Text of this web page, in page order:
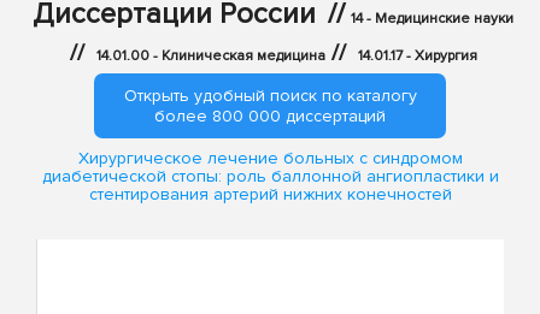
Диссертации России // 14 - Медицинские науки
// 14.01.00 - Клиническая медицина // 14.01.17 - Хирургия
Открыть удобный поиск по каталогу
более 800 000 диссертаций
Хирургическое лечение больных с синдромом
диабетической стопы: роль баллонной ангиопластики и
стентирования артерий нижних конечностей